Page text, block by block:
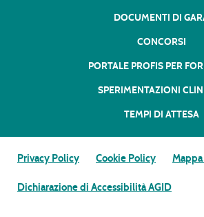
DOCUMENTI DI
CONCORSI
PORTALE PROFIS PER
SPERIMENTAZIONI
TEMPI DI ATTESA
Privacy Policy Cookie Policy
Dichiarazione di Accessibilità AGID